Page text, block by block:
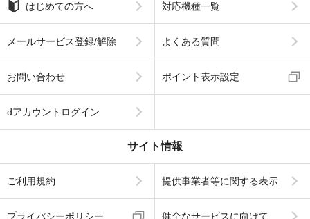
はじめての方へ 対応機種一覧
メールサービス登録/解除 よくある質問
お問い合わせ ポイント表示設定
dアカウントログイン
サイト情報
ご利用規約 提供事業者等に関する表示
プライバシーポリシー 健全なサービスに向けて